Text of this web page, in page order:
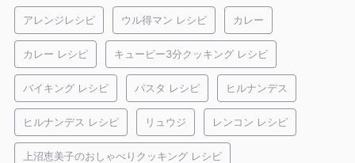
アレンジレシピ ウル得マン レシピ カレー
カレー レシピ キューピー3分クッキング レシピ
バイキング レシピ パスタ レシピ ヒルナンデス
ヒルナンデス レシピ リュウジ レンコン レシピ
上沼恵美子のおしゃべりクッキング レシピ